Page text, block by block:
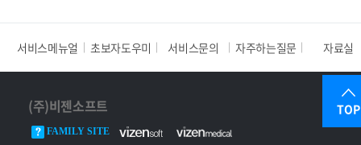
서비스메뉴얼 초보자도우미 서비스문의 자주하는질문 자료실
TOP
(주)비젠소프트
FAMILY SITE